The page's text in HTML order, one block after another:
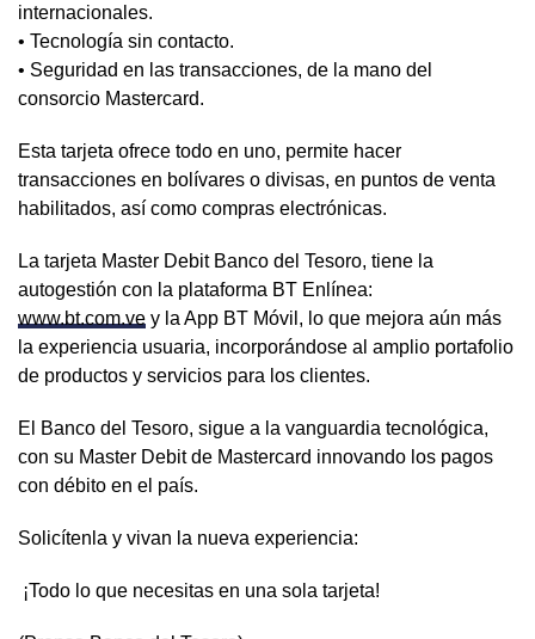
internacionales.
• Tecnología sin contacto.
• Seguridad en las transacciones, de la mano del
consorcio Mastercard.
Esta tarjeta ofrece todo en uno, permite hacer
transacciones en bolívares o divisas, en puntos de venta
habilitados, así como compras electrónicas.
La tarjeta Master Debit Banco del Tesoro, tiene la
autogestión con la plataforma BT Enlínea:
www.bt.com.ve y la App BT Móvil, lo que mejora aún más
la experiencia usuaria, incorporándose al amplio portafolio
de productos y servicios para los clientes.
El Banco del Tesoro, sigue a la vanguardia tecnológica,
con su Master Debit de Mastercard innovando los pagos
con débito en el país.
Solicítenla y vivan la nueva experiencia:
¡Todo lo que necesitas en una sola tarjeta!